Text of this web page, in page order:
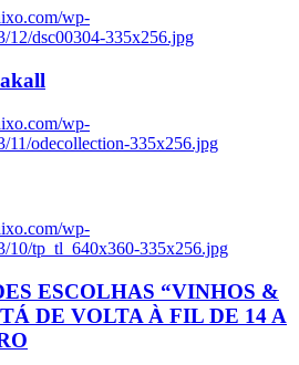
wp-
12/dsc00304-335x256.jpg
wp-
11/odecollection-335x256.jpg
wp-
10/tp_tl_640x360-335x256.jpg
ESCOLHAS “VINHOS &
DE VOLTA À FIL DE 14 A